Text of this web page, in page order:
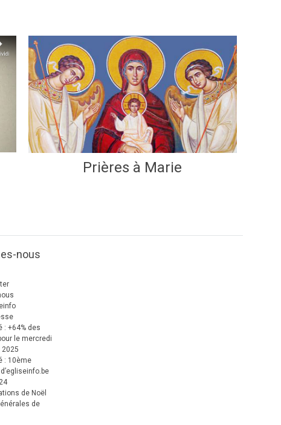
Prières à Marie
nous
: +64% des
le mercredi
2025
: 10ème
de Noël
de